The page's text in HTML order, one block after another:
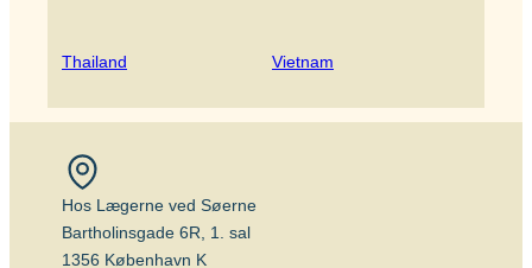
Thailand Vietnam
Hos Lægerne ved Søerne
Bartholinsgade 6R, 1. sal
1356 København K